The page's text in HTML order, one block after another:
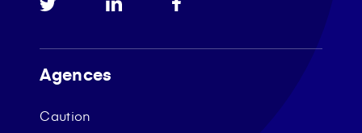
Agences
Caution